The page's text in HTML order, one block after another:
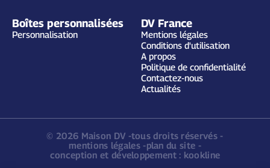
Filters
Boîtes personnalisées
Personnalisation
DV France
Mentions légales
Conditions d'utilisation
A propos
Politique de confidentialité
Contactez-nous
Actualités
© 2026 Maison DV tous droits réservés
mentions légales
plan du site
conception et développement : kookline